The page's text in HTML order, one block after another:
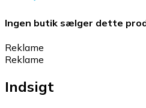
Ingen butik sælger dette
Reklame
Reklame
Indsigt